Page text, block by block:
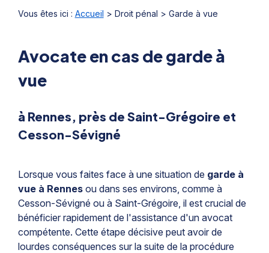
Vous êtes ici : Accueil > Droit pénal > Garde à vue
Avocate en cas de garde à
vue
à Rennes, près de Saint-Grégoire et
Cesson-Sévigné
Lorsque vous faites face à une situation de garde à
vue à Rennesou dans ses environs, comme à
Cesson-Sévigné ou à Saint-Grégoire, il est crucial de
bénéficier rapidement de l'assistance d'un avocat
compétente. Cette étape décisive peut avoir de
lourdes conséquences sur la suite de la procédure